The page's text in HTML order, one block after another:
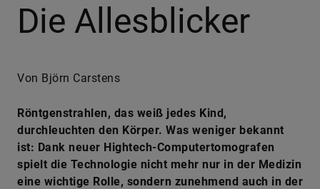
Die Allesblicker
Von Björn Carstens
Röntgenstrahlen, das weiß jedes Kind,
durchleuchten den Körper. Was weniger bekannt
ist: Dank neuer Hightech-Computertomografen
spielt die Technologie nicht mehr nur in der Medizin
eine wichtige Rolle, sondern zunehmend auch in der